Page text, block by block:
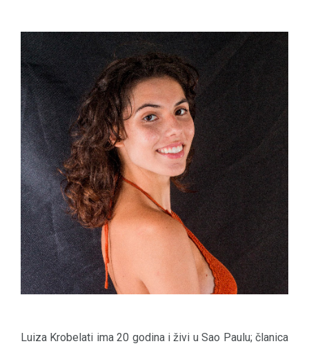
Luiza Krobelati ima 20 godina i živi u Sao Paulu; članica